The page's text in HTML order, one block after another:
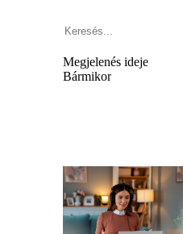
Megjelenés ideje
Bármikor